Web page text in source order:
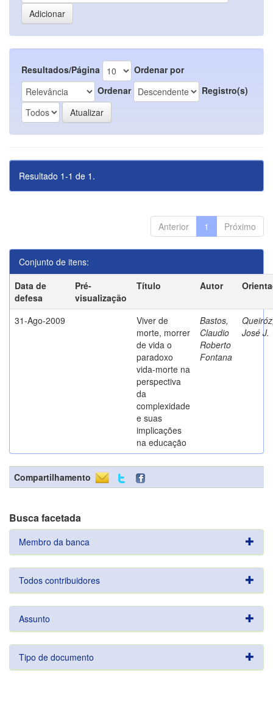
Resultados/Página
Ordenar por
Ordenar
Registro(s)
Resultado 1-1 de 1.
Anterior 1 Próximo
Conjunto de itens:
Data de
defesa
Pré-
visualização
Título Autor
31-Ago-2009
Viver de
morte, morrer
de vida o
paradoxo
vida-morte na
perspectiva
da
complexidade
e suas
implicações
na educação
Bastos,
Claudio
Roberto
Fontana
José J.
Compartilhamento
Busca facetada
Membro da banca
Todos contribuidores
Assunto
Tipo de documento